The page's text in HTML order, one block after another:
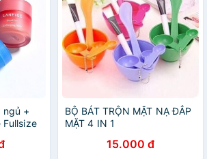
ngủ +
Fullsize
BỘ BÁT TRỘN MẶT NẠ ĐẮP
MẶT 4 IN 1
15.000 đ